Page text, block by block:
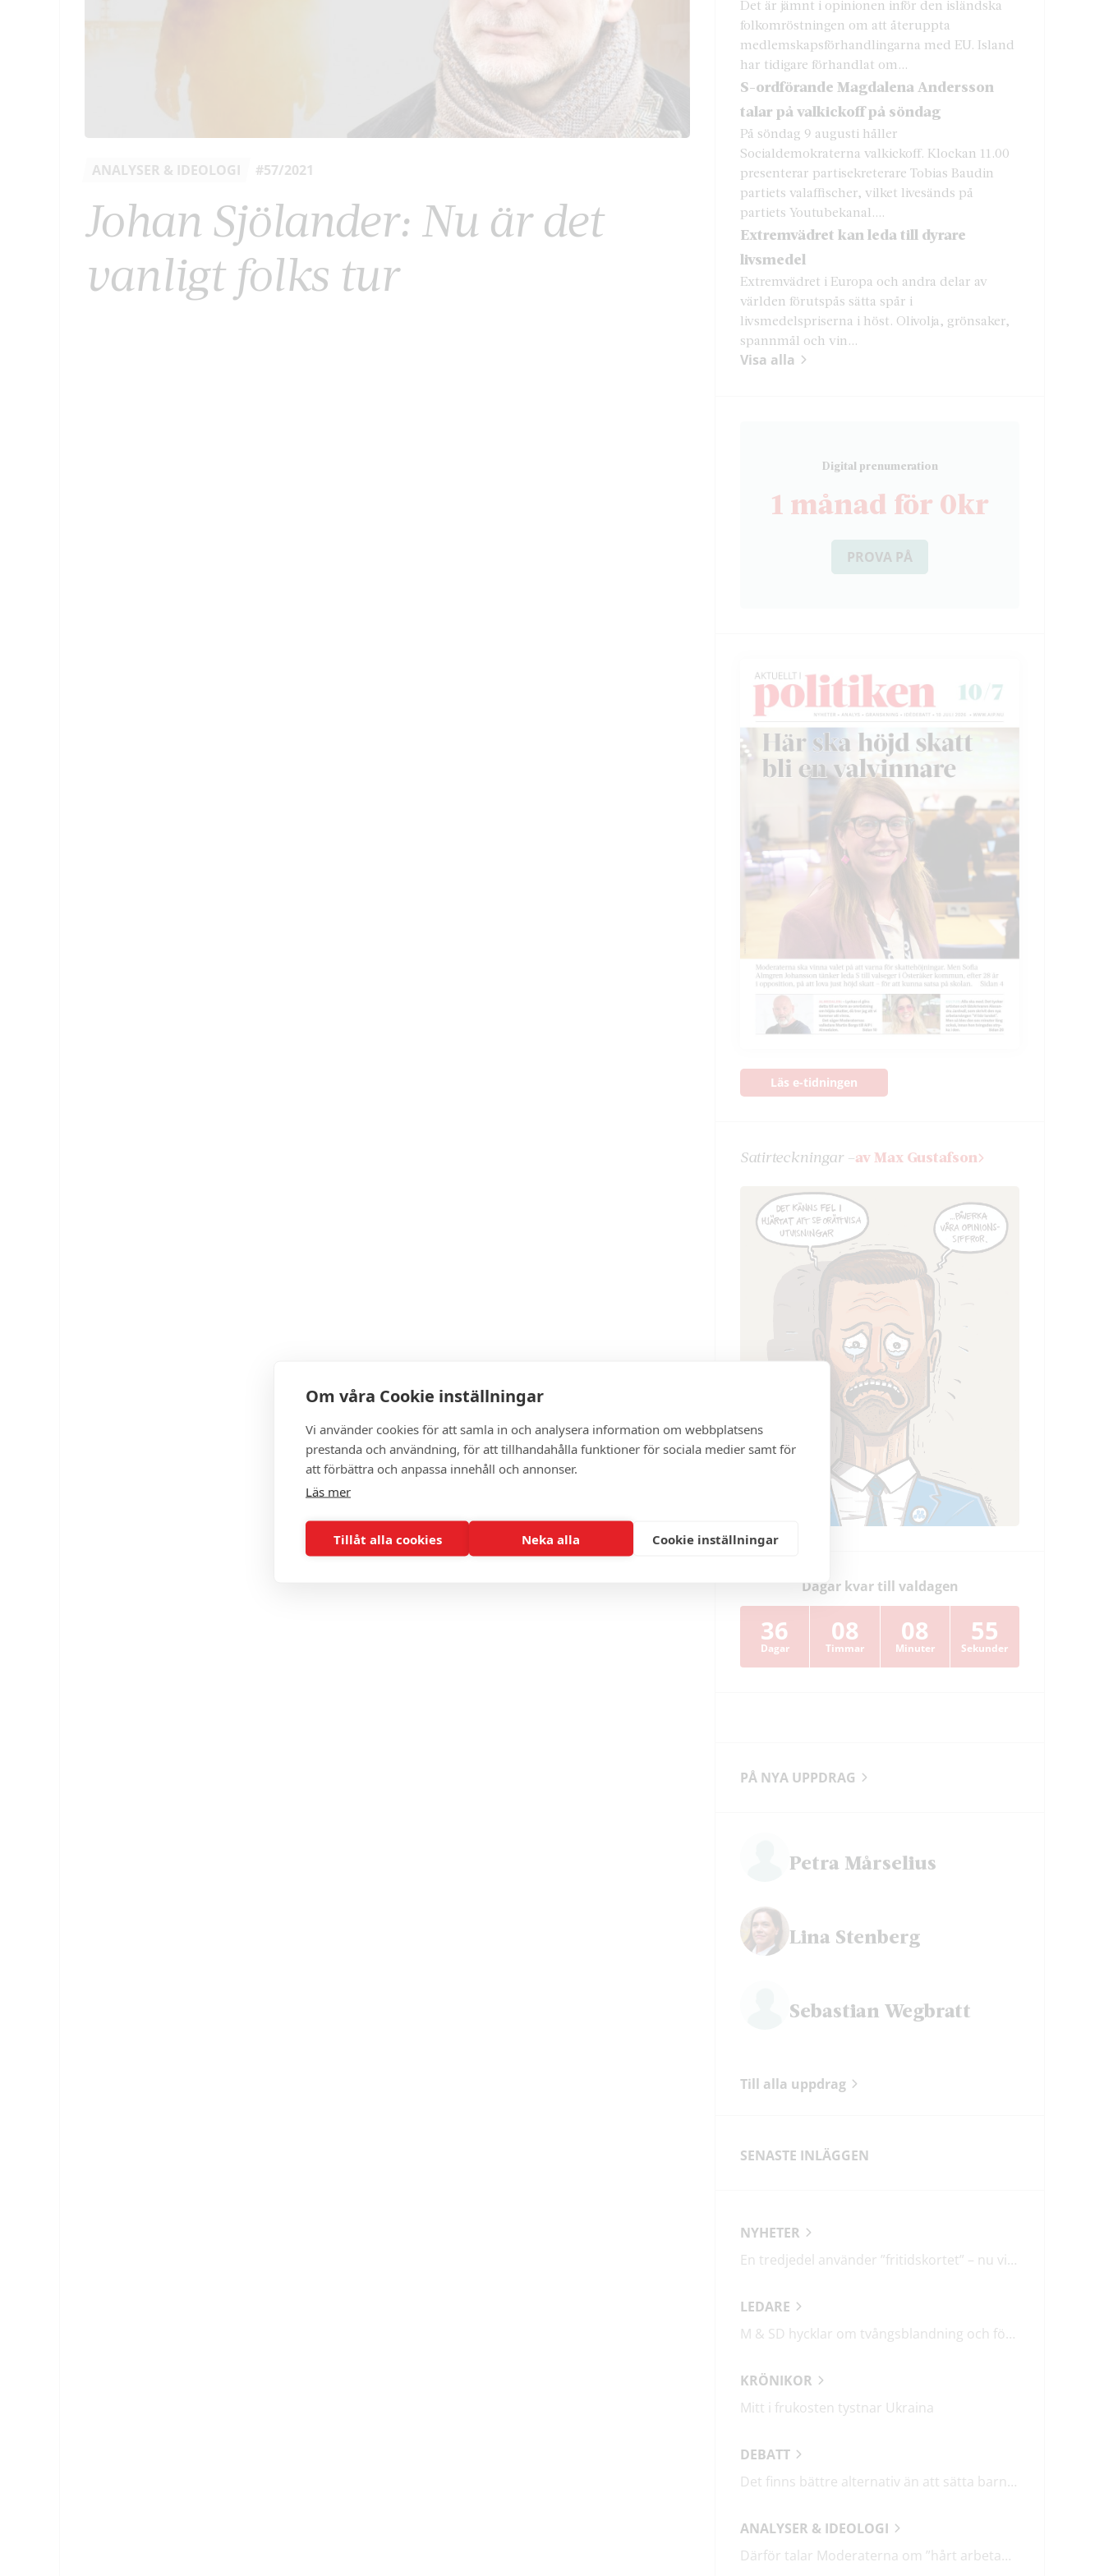
Om våra Cookie inställningar
Vi använder cookies för att samla in och analysera information om webbplatsens
prestanda och användning, för att tillhandahålla funktioner för sociala medier samt för
att förbättra och anpassa innehåll och annonser.
Läs mer
Tillåt alla cookies Neka alla Cookie inställningar
ANALYSER & IDEOLOGI #57/2021
Johan Sjölander: Nu är det
vanligt folks tur
Det är jämnt i opinionen inför den isländska
folkomröstningen om att återuppta
medlemskapsförhandlingarna med EU. Island
har tidigare förhandlat om...
S-ordförande Magdalena Andersson
talar på valkickoff på söndag
På söndag 9 augusti håller
Socialdemokraterna valkickoff. Klockan 11.00
presenterar partisekreterare Tobias Baudin
partiets valaffischer, vilket livesänds på
partiets Youtubekanal....
Extremvädret kan leda till dyrare
livsmedel
Extremvädret i Europa och andra delar av
världen förutspås sätta spår i
livsmedelspriserna i höst. Olivolja, grönsaker,
spannmål och vin...
Visa alla
Digital prenumeration
1 månad för 0kr
PROVA PÅ
Läs e-tidningen
Satir­teckningar –av Max Gustafson
Dagar kvar till valdagen
36
Dagar
08
Timmar
08
Minuter
54
Sekunder
PÅ NYA UPPDRAG
Petra Mårselius
Lina Stenberg
Sebastian Wegbratt
Till alla uppdrag
SENASTE INLÄGGEN
NYHETER
En tredjedel använder ”fritidskortet” – nu vill regeringen utveckla det
LEDARE
M & SD hycklar om tvångsblandning och förvärrar segregationen
KRÖNIKOR
Mitt i frukosten tystnar Ukraina
DEBATT
Det finns bättre alternativ än att sätta barn i fängelse
ANALYSER & IDEOLOGI
Därför talar Moderaterna om ”hårt arbetande människor”